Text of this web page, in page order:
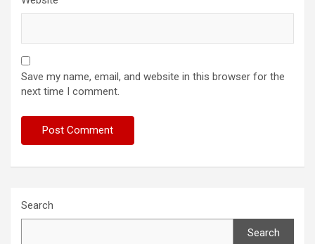
Save my name, email, and website in this browser for the
next time I comment.
Search
Search